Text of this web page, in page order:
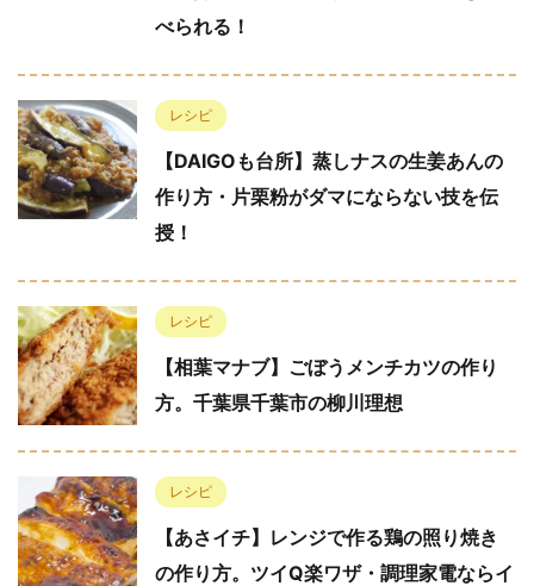
べられる！
レシピ
【DAIGOも台所】蒸しナスの生姜あんの
作り方・片栗粉がダマにならない技を伝
授！
レシピ
【相葉マナブ】ごぼうメンチカツの作り
方。千葉県千葉市の柳川理想
レシピ
【あさイチ】レンジで作る鶏の照り焼き
の作り方。ツイQ楽ワザ・調理家電ならイ